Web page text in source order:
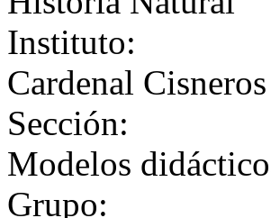
Instituto:
Cardenal Cisneros
Sección:
Modelos
Grupo: